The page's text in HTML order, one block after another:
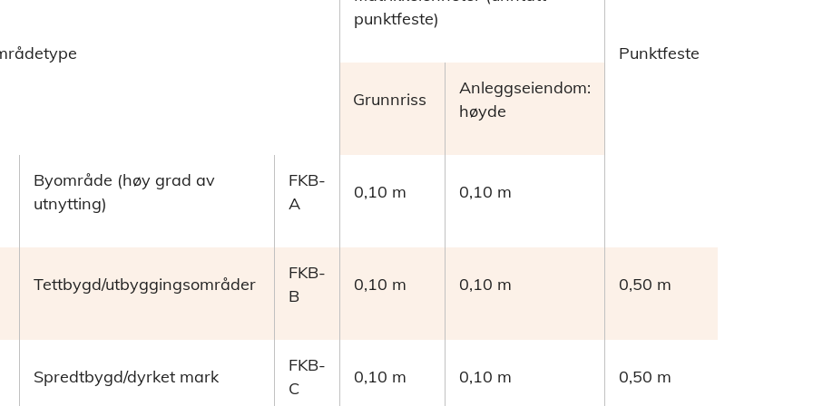
punktfeste)
Punktfeste
Grunnriss
Anleggseiendom:
høyde
Byområde (høy grad av
utnytting)
FKB-
A
0,10 m 0,10 m
Tettbygd/utbyggingsområder
FKB-
B
0,10 m 0,10 m 0,50 m
Spredtbygd/dyrket mark
FKB-
C
0,10 m 0,10 m 0,50 m